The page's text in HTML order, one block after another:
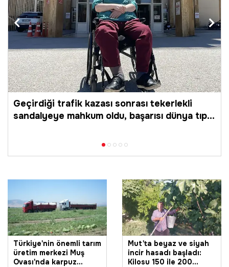
Geçirdiği trafik kazası sonrası tekerlekli
sandalyeye mahkum oldu, başarısı dünya tıp
Türkiye'nin önemli tarım
üretim merkezi Muş
Ovası'nda karpuz
Mut'ta beyaz ve siyah
incir hasadı başladı:
Kilosu 150 ile 200